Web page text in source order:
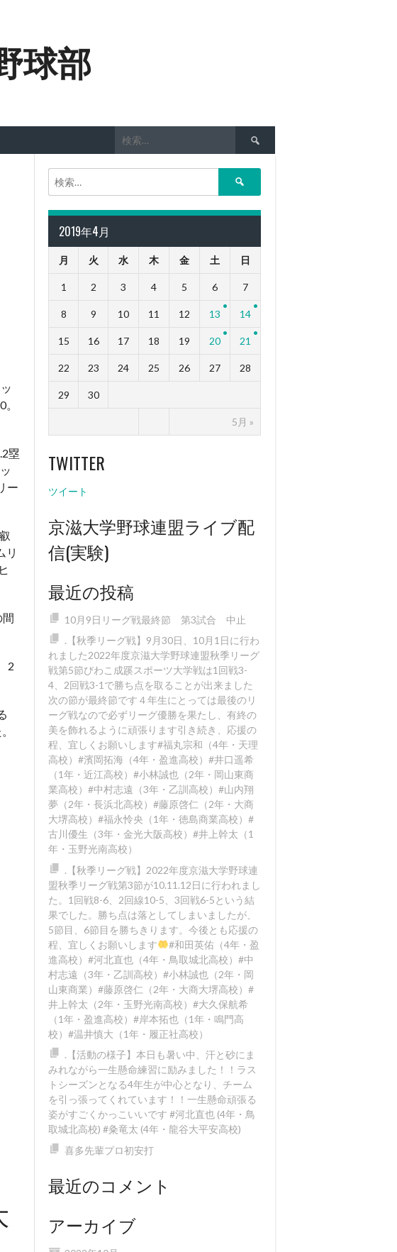
球部
索:
塁
ー
リ
2
2019年4月
月 火 水 木 金 土 日
5月 »
1 2 3 4 5 6 7
8 9 10 11 12 13 14
15 16 17 18 19 20 21
22 23 24 25 26 27 28
29 30
TWITTER
ツイート
京滋大学野球連盟ライブ配
信(実験)
最近の投稿
10月9日リーグ戦最終節 第3試合 中止
.【秋季リーグ戦】9月30日、10月1日に行わ
れました2022年度京滋大学野球連盟秋季リーグ
戦第5節びわこ成蹊スポーツ大学戦は1回戦3-
4、2回戦3-1で勝ち点を取ることが出来ました️
次の節が最終節です４年生にとっては最後のリ
ーグ戦なので必ずリーグ優勝を果たし、有終の
美を飾れるように頑張ります️引き続き、応援の
程、宜しくお願いします#福丸宗和（4年・天理
高校）#濱岡拓海（4年・盈進高校）#井口遥希
（1年・近江高校）#小林誠也（2年・岡山東商
業高校）#中村志遠（3年・乙訓高校）#山内翔
夢（2年・長浜北高校）#藤原啓仁（2年・大商
大堺高校）#福永怜央（1年・徳島商業高校）#
古川優生（3年・金光大阪高校）#井上幹太（1
年・玉野光南高校）
.【秋季リーグ戦】2022年度京滋大学野球連
盟秋季リーグ戦第3節が10.11.12日に行われまし
た。1回戦8-6 、2回線10-5 、3回戦6-5という結
果でした。勝ち点は落としてしまいましたが、
5節目、6節目を勝ちきります。今後とも応援の
程、宜しくお願いします
#和田英佑（4年・盈
進高校）#河北直也（4年・鳥取城北高校）#中
村志遠（3年・乙訓高校）#小林誠也（2年・岡
山東商業）#藤原啓仁（2年・大商大堺高校）#
井上幹太（2年・玉野光南高校）#大久保航希
（1年・盈進高校）#岸本拓也（1年・鳴門高
校）#温井慎大（1年・履正社高校）
.【活動の様子】本日も暑い中、汗と砂にま
みれながら一生懸命練習に励みました！！️ラス
トシーズンとなる4年生が中心となり、チーム
を引っ張ってくれています！！一生懸命頑張る
姿がすごくかっこいいです #河北直也 (4年・鳥
取城北高校) #粂竜太 (4年・龍谷大平安高校)
喜多先輩プロ初安打
最近のコメント
アーカイブ